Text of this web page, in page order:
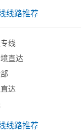
线路推荐
线
直达
达
线路推荐